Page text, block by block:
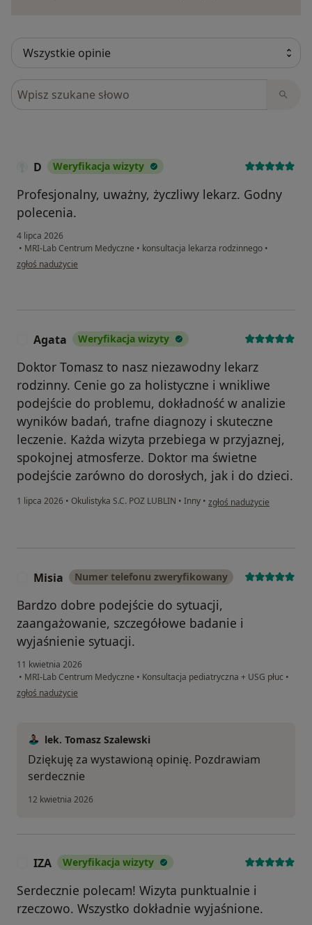
Szukaj w opiniach
D Weryfikacja wizyty
Profesjonalny, uważny, życzliwy lekarz. Godny
polecenia.
4 lipca 2026
• MRI-Lab Centrum Medyczne • konsultacja lekarza rodzinnego •
w opinii użytkownika D
zgłoś nadużycie
Agata Weryfikacja wizyty
Doktor Tomasz to nasz niezawodny lekarz
rodzinny. Cenie go za holistyczne i wnikliwe
podejście do problemu, dokładność w analizie
wyników badań, trafne diagnozy i skuteczne
leczenie. Każda wizyta przebiega w przyjaznej,
spokojnej atmosferze. Doktor ma świetne
podejście zarówno do dorosłych, jak i do dzieci.
1 lipca 2026 • Okulistyka S.C. POZ LUBLIN • Inny • w opinii użytkownika Agata
zgłoś nadużycie
Misia Numer telefonu zweryfikowany
Bardzo dobre podejście do sytuacji,
zaangażowanie, szczegółowe badanie i
wyjaśnienie sytuacji.
11 kwietnia 2026
• MRI-Lab Centrum Medyczne • Konsultacja pediatryczna + USG płuc •
w opinii użytkownika Misia
zgłoś nadużycie
lek. Tomasz Szalewski
Dziękuję za wystawioną opinię. Pozdrawiam
serdecznie
12 kwietnia 2026
IZA Weryfikacja wizyty
Serdecznie polecam! Wizyta punktualnie i
rzeczowo. Wszystko dokładnie wyjaśnione.